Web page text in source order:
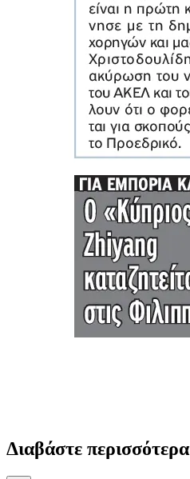
Διαβάστε περισσότερα